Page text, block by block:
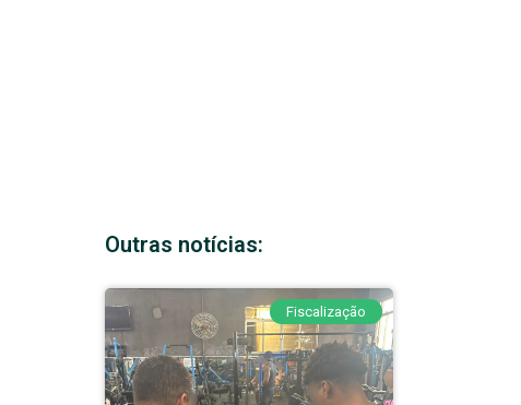
Outras notícias:
Fiscalização